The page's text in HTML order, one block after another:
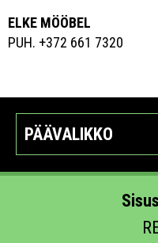
ELKE MÖÖBEL
PUH. +372 661 7320
PÄÄVALIKKO